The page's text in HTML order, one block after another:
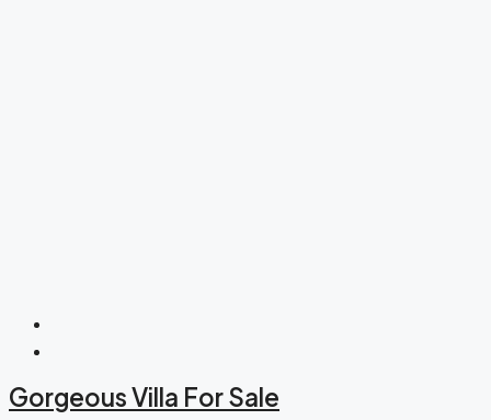
Gorgeous Villa For Sale